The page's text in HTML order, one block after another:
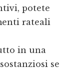
potete
rateali
in una
se